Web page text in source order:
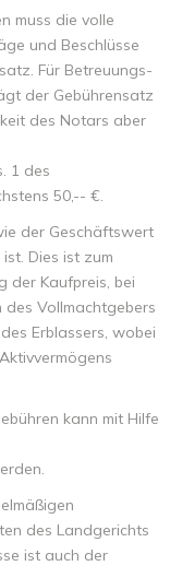
muss die volle
und Beschlüsse
Für Betreuungs-
der Gebührensatz
des Notars aber
1 des
50,-- €.
der Geschäftswert
Dies ist zum
der Kaufpreis, bei
Vollmachtgebers
Erblassers, wobei
kann mit Hilfe
des Landgerichts
ist auch der